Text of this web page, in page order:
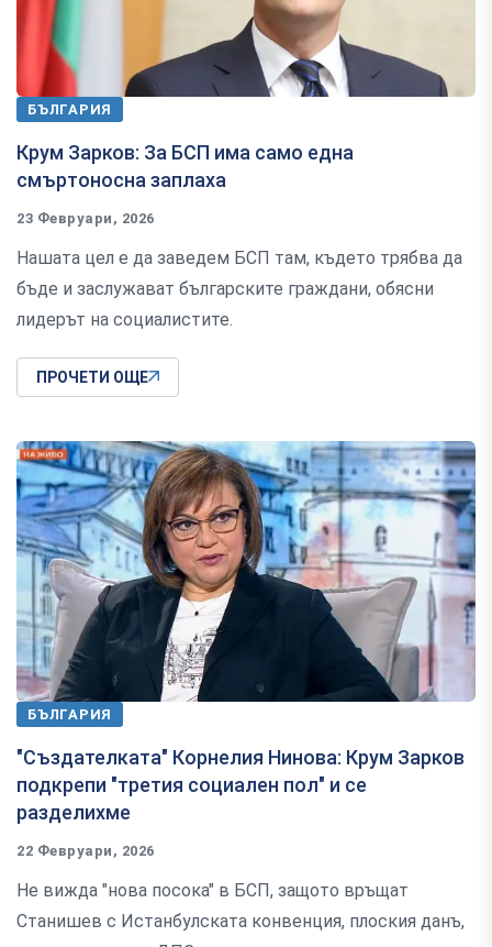
БЪЛГАРИЯ
Крум Зарков: За БСП има само една
смъртоносна заплаха
23 Февруари, 2026
Нашата цел е да заведем БСП там, където трябва да
бъде и заслужават българските граждани, обясни
лидерът на социалистите.
ПРОЧЕТИ ОЩЕ
БЪЛГАРИЯ
"Създателката" Корнелия Нинова: Крум Зарков
подкрепи "третия социален пол" и се
разделихме
22 Февруари, 2026
Не вижда "нова посока" в БСП, защото връщат
Станишев с Истанбулската конвенция, плоския данъ,